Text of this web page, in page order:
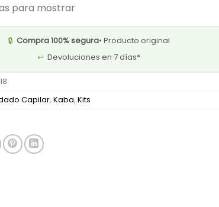
para mostrar
🔒 Compra 100% segura• Producto original
↩️ Devoluciones en 7 días*
Capilar, Kaba, Kits